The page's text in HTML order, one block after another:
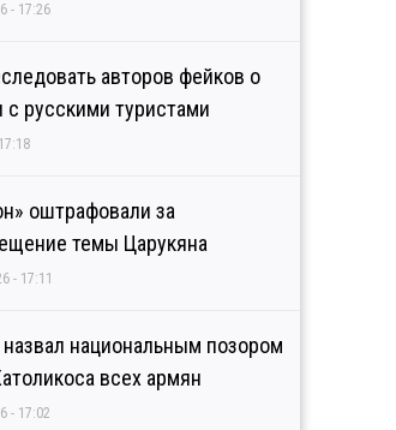
- 17:26
авторов фейков о
русскими туристами
оштрафовали за
темы Царукяна
- 17:11
национальным позором
всех армян
- 17:02